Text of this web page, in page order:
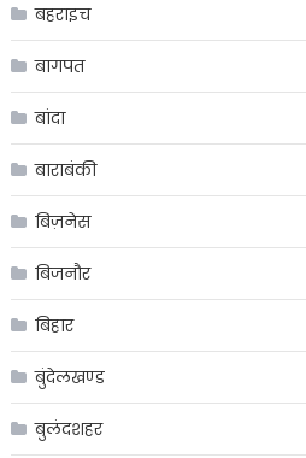
बहराइच
बागपत
बांदा
बाराबंकी
बिज़नेस
बिजनौर
बिहार
बुंदेलखण्ड
बुलंदशहर